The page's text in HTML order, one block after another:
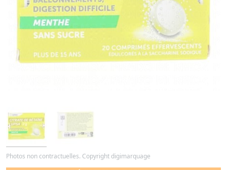
Photos non contractuelles. Copyright digimarquage